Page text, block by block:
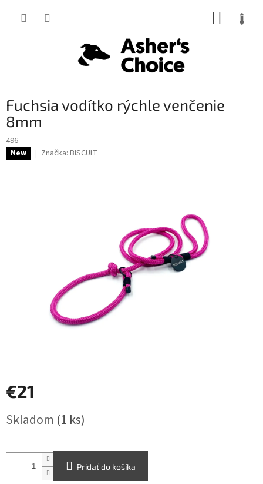
Fuchsia vodítko rýchle venčenie
8mm
496
New Značka: BISCUIT
€21
cena:
Skladom (1 ks)
Pridať do košíka